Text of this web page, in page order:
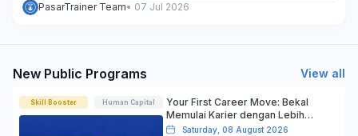
PasarTrainer Team• 07 Jul 2026
New Public Programs View all
Skill Booster Human Capital
Your First Career Move: Bekal
Memulai Karier dengan Lebih
Percaya Diri
Saturday, 08 August 2026